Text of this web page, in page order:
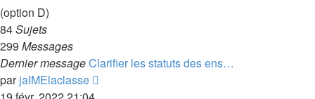
(option D)
84Sujets
299 Messages
Dernier messageClarifier les statuts des ens…
parjaIMElaclasse